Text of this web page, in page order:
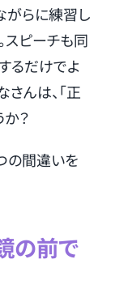
がらに練習し
スピーチも同
るだけでよ
んは、「正
？
の間違いを
の前で